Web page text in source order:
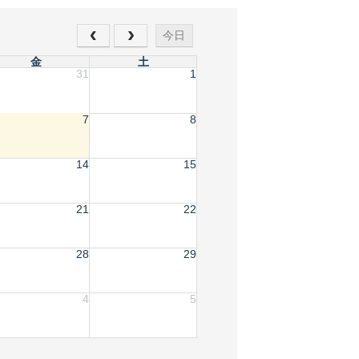
今日
金
土
31
1
7 8
14 15
21 22
28 29
4 5